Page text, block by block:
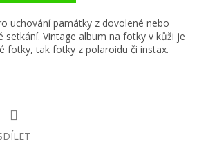
uchování památky z dovolené nebo
setkání. Vintage album na fotky v kůži je
fotky, tak fotky z polaroidu či instax.